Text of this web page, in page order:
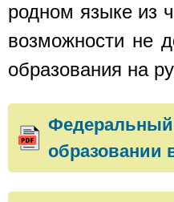
родном языке из
возможности не
образования на
Федеральный
образовании